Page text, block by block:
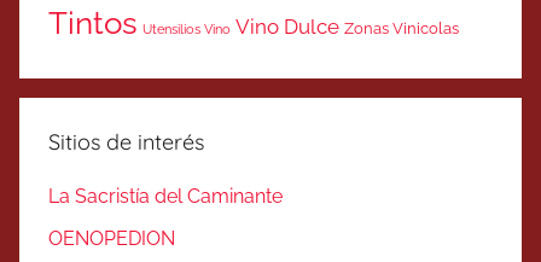
Tintos Utensilios Vino Vino Dulce Zonas Vinicolas
Sitios de interés
La Sacristía del Caminante
OENOPEDION